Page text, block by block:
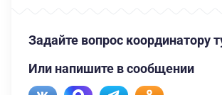
Задайте вопрос координатору
Или напишите в сообщении